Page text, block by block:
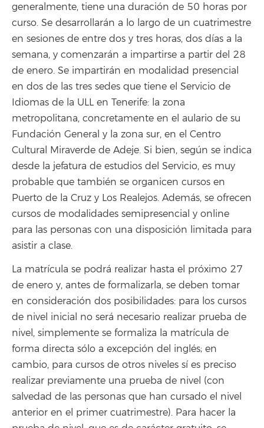
generalmente, tiene una duración de 50 horas por
curso. Se desarrollarán a lo largo de un cuatrimestre
en sesiones de entre dos y tres horas, dos días a la
semana, y comenzarán a impartirse a partir del 28
de enero. Se impartirán en modalidad presencial
en dos de las tres sedes que tiene el Servicio de
Idiomas de la ULL en Tenerife: la zona
metropolitana, concretamente en el aulario de su
Fundación General y la zona sur, en el Centro
Cultural Miraverde de Adeje. Si bien, según se indica
desde la jefatura de estudios del Servicio, es muy
probable que también se organicen cursos en
Puerto de la Cruz y Los Realejos. Además, se ofrecen
cursos de modalidades semipresencial y online
para las personas con una disposición limitada para
asistir a clase.
La matrícula se podrá realizar hasta el próximo 27
de enero y, antes de formalizarla, se deben tomar
en consideración dos posibilidades: para los cursos
de nivel inicial no será necesario realizar prueba de
nivel, simplemente se formaliza la matrícula de
forma directa sólo a excepción del inglés; en
cambio, para cursos de otros niveles sí es preciso
realizar previamente una prueba de nivel (con
salvedad de las personas que han cursado el nivel
anterior en el primer cuatrimestre). Para hacer la